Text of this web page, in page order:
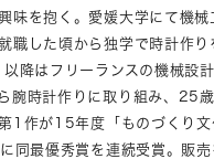
味を抱く。愛媛大学にて機械
職した頃から独学で時計作り
降はフリーランスの機械設
腕時計作りに取り組み、25
1作が15年度「ものづくり文
同最優秀賞を連続受賞。販売